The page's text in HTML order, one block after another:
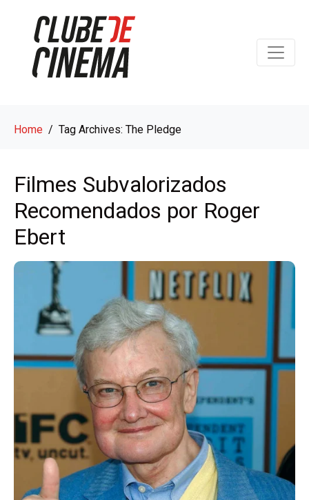
Home Tag Archives: The Pledge
Filmes Subvalorizados
Recomendados por Roger
Ebert